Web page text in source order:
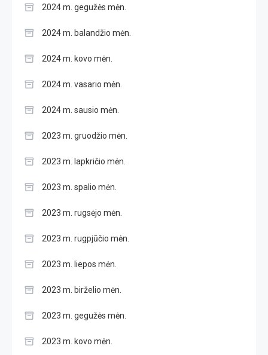
2024 m. gegužės mėn.
2024 m. balandžio mėn.
2024 m. kovo mėn.
2024 m. vasario mėn.
2024 m. sausio mėn.
2023 m. gruodžio mėn.
2023 m. lapkričio mėn.
2023 m. spalio mėn.
2023 m. rugsėjo mėn.
2023 m. rugpjūčio mėn.
2023 m. liepos mėn.
2023 m. birželio mėn.
2023 m. gegužės mėn.
2023 m. kovo mėn.